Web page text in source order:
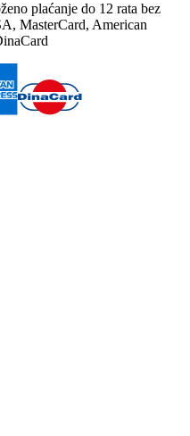
plaćanje do 12 rata bez
MasterCard, American